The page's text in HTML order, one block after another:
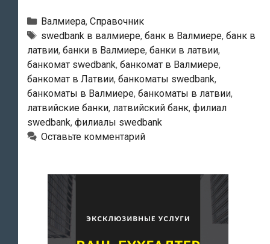
Банкоматы
в
Валмиере
Рубрики
Валмиера, Справочник
Тэги
swedbank в валмиере, банк в Валмиере, банк в
латвии, банки в Валмиере, банки в латвии,
банкомат swedbank, банкомат в Валмиере,
банкомат в Латвии, банкоматы swedbank,
банкоматы в Валмиере, банкоматы в латвии,
латвийские банки, латвийский банк, филиал
swedbank, филиалы swedbank
Оставьте комментарий